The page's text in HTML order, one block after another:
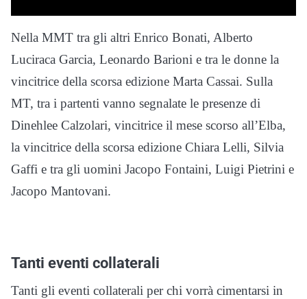
Nella MMT tra gli altri Enrico Bonati, Alberto
Luciraca Garcia, Leonardo Barioni e tra le donne la
vincitrice della scorsa edizione Marta Cassai. Sulla
MT, tra i partenti vanno segnalate le presenze di
Dinehlee Calzolari, vincitrice il mese scorso all’Elba,
la vincitrice della scorsa edizione Chiara Lelli, Silvia
Gaffi e tra gli uomini Jacopo Fontaini, Luigi Pietrini e
Jacopo Mantovani.
Tanti eventi collaterali
Tanti gli eventi collaterali per chi vorrà cimentarsi in